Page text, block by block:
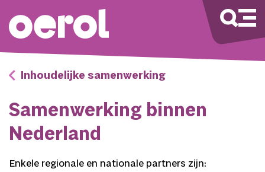
Inhoudelijke samenwerking
Samenwerking binnen
Nederland
Enkele regionale en nationale partners zijn: